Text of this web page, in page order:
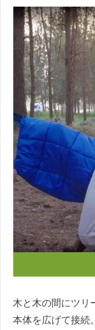
木と木の間にツリ
本体を広げて接続